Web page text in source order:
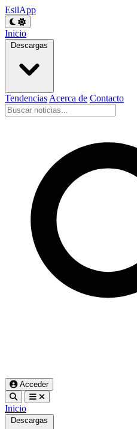
EsilApp
Inicio
Descargas
Tendencias Acerca de Contacto
Acceder
Inicio
Descargas